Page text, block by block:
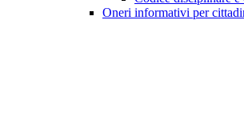
Oneri informativi per